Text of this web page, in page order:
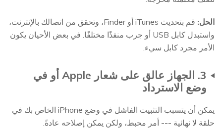
الحل:
قم بتحديث iTunes أو Finder، وتحقق من اتصالك بالإنترنت،
واستبدل كابل USB أو جرب منفذًا مختلفًا. في بعض الأحيان يكون
الأمر مجرد كابل سيء.
3. الجهاز عالق على شعار Apple أو في
وضع الاسترداد
يمكن أن يتسبب التثبيت الفاشل في وضع iPhone الخاص بك في
حلقة لا نهائية --- أمر محبط، ولكن يمكن إصلاحه عادةً.